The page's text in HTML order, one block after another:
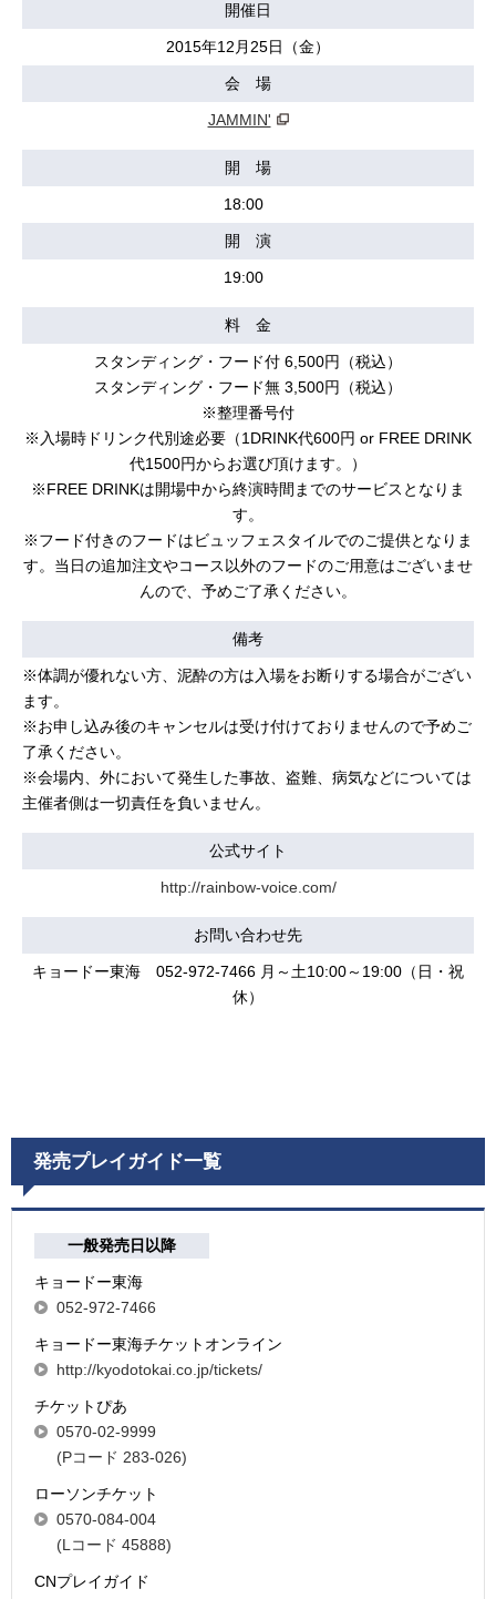
開催日
2015年12月25日（金）
会 場
JAMMIN'
開 場
18:00
開 演
19:00
料 金
スタンディング・フード付 6,500円（税込）
スタンディング・フード無 3,500円（税込）
※整理番号付
※入場時ドリンク代別途必要（1DRINK代600円 or FREE DRINK
代1500円からお選び頂けます。）
※FREE DRINKは開場中から終演時間までのサービスとなりま
す。
※フード付きのフードはビュッフェスタイルでのご提供となりま
す。当日の追加注文やコース以外のフードのご用意はございませ
んので、予めご了承ください。
備考
※体調が優れない方、泥酔の方は入場をお断りする場合がござい
ます。
※お申し込み後のキャンセルは受け付けておりませんので予めご
了承ください。
※会場内、外において発生した事故、盗難、病気などについては
主催者側は一切責任を負いません。
公式サイト
http://rainbow-voice.com/
お問い合わせ先
キョードー東海 052-972-7466 月～土10:00～19:00（日・祝
休）
発売プレイガイド一覧
一般発売日以降
キョードー東海
052-972-7466
キョードー東海チケットオンライン
http://kyodotokai.co.jp/tickets/
チケットぴあ
0570-02-9999
(Pコード 283-026)
ローソンチケット
0570-084-004
(Lコード 45888)
CNプレイガイド